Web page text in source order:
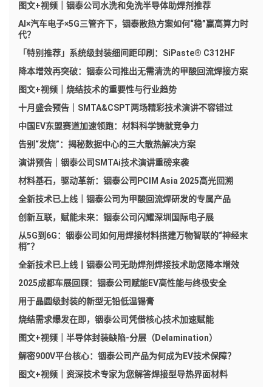
图文+视频｜铟泰公司水洗和免洗半导体助焊剂推荐
AI×汽车电子×5G三管齐下，铟泰散热方案如何“稳”赢高算力时
代？
「特别推荐」系统级封装细间距印刷：SiPaste® C312HF
降本增效再突破：铟泰公司推出无需清洗的甲酸回流焊接方案
图文+视频｜烧结技术的重要性与行业趋势
十月盛会预告｜SMTA&CSPT两场精彩技术演讲不容错过
中国EV东盟赛道加速领跑：材料科学铸就竞争力
告别“发烧”：揭秘数据中心的三大散热解决方案
演讲预告｜铟泰公司SMTAi技术演讲重磅来袭
材料基石，驱动革新：铟泰公司PCIM Asia 2025高光回溯
全新技术已上线｜铟泰公司为甲酸回流焊研发的专属产品
创新互联，赋能未来：铟泰公司闪耀深圳国际电子展
从5G到6G：铟泰公司如何用焊接材料搭建万物智联的“神经末
梢”？
全新技术已上线丨铟泰公司无助焊剂焊接技术助您降本增效
2025成都车展回顾：铟泰公司赋能EV高性能与终极安全
用于晶圆级封装的新型无铅低温锡膏
烧结需求爆发在即，铟泰公司凭借核心技术加速赋能
图文+视频｜半导体封装缺陷-分层（Delamination）
解密900V平台核心：铟泰公司产品为何成为EV技术保障？
图文+视频｜资深技术专家为您解答焊接型导热界面材料